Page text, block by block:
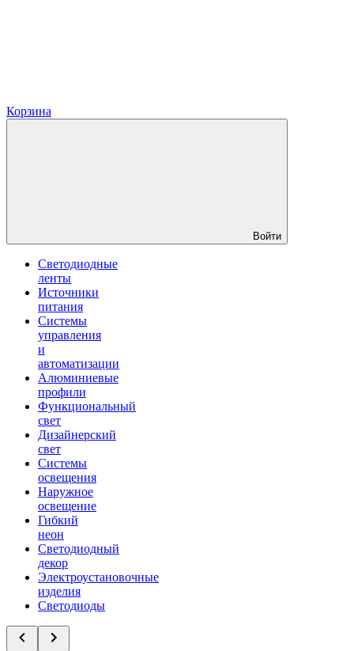
Корзина
Войти
Светодиодные
ленты
Источники
питания
Системы
управления
и
автоматизации
Алюминиевые
профили
Функциональный
свет
Дизайнерский
свет
Системы
освещения
Наружное
освещение
Гибкий
неон
Светодиодный
декор
Электроустановочные
изделия
Светодиоды